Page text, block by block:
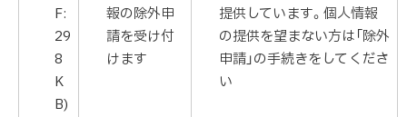
F:
29
8
K
B)
報の除外申
請を受け付
けます
提供しています。個人情報
の提供を望まない方は「除外
申請」の手続きをしてくださ
い